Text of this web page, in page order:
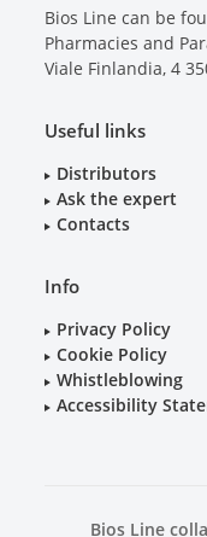
Bios Line can be
Pharmacies and
Viale Finlandia, 4
Useful links
Distributors
Ask the expert
Contacts
Info
Privacy Policy
Cookie Policy
Whistleblowing
Accessibility
Bios Line